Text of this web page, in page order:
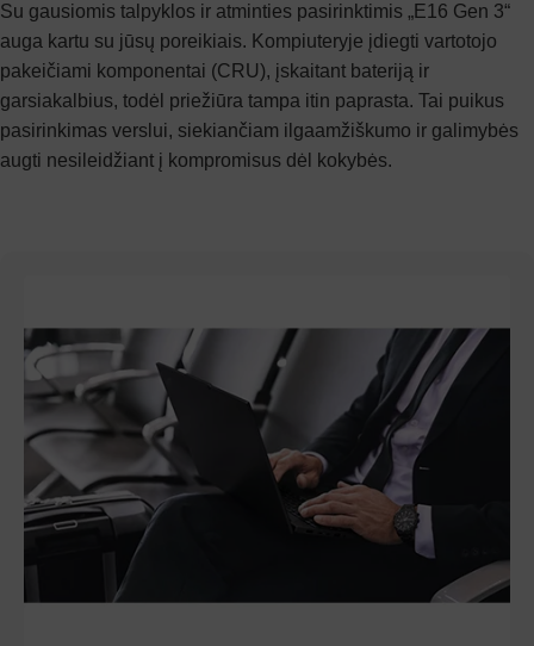
Su gausiomis talpyklos ir atminties pasirinktimis „E16 Gen 3“
auga kartu su jūsų poreikiais. Kompiuteryje įdiegti vartotojo
pakeičiami komponentai (CRU), įskaitant bateriją ir
garsiakalbius, todėl priežiūra tampa itin paprasta. Tai puikus
pasirinkimas verslui, siekiančiam ilgaamžiškumo ir galimybės
augti nesileidžiant į kompromisus dėl kokybės.